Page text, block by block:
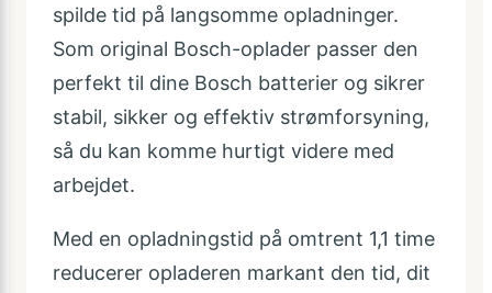
spilde tid på langsomme opladninger.
Som original Bosch-oplader passer den
perfekt til dine Bosch batterier og sikrer
stabil, sikker og effektiv strømforsyning,
så du kan komme hurtigt videre med
arbejdet.
Med en opladningstid på omtrent 1,1 time
reducerer opladeren markant den tid, dit